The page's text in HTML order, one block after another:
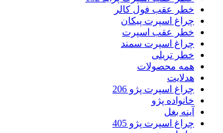
خطر عقب فول کالر
چراغ اسپرت پیکان
خطر عقب اسپرت
چراغ اسپرت سمند
خطر تریلی
همه محصولات
هدلایت
چراغ اسپرت پژو 206
خانواده پژو
آینه بغل
چراغ اسپرت پژو 405